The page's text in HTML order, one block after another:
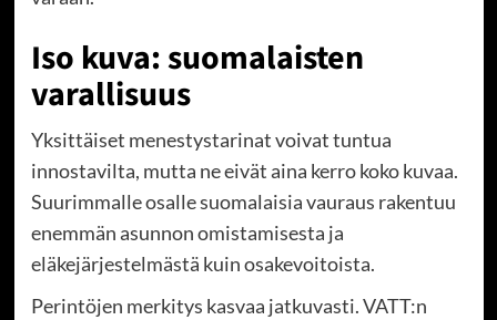
Iso kuva: suomalaisten
varallisuus
Yksittäiset menestystarinat voivat tuntua
innostavilta, mutta ne eivät aina kerro koko kuvaa.
Suurimmalle osalle suomalaisia vauraus rakentuu
enemmän asunnon omistamisesta ja
eläkejärjestelmästä kuin osakevoitoista.
Perintöjen merkitys kasvaa jatkuvasti. VATT:n